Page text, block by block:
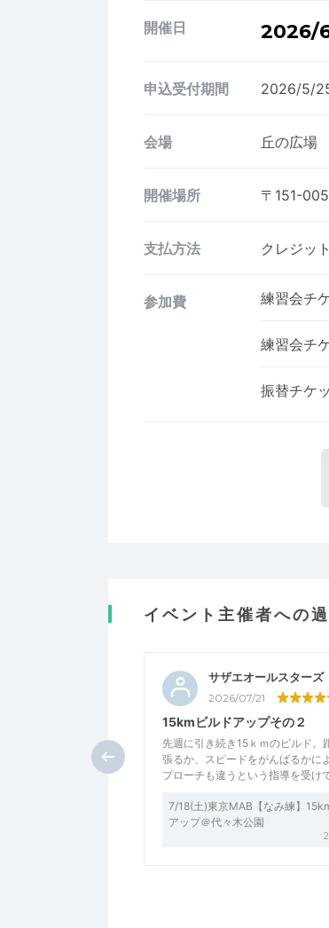
開催日 2026/
申込受付期間 2026/5/
会場 丘の広場
開催場所 〒151-
支払方法 クレジッ
参加費 練習会チ
練習会チ
振替チケ
イベント主催者への
サザエオールスターズ
2026/07/21
15kmビルドアップその２
先週に引き続き15ｋｍのビルド。
張るか、スピードをがんばるかに
プローチも違うという指導を受け
7/18(土)東京MAB【なみ練】
アップ＠代々木公園